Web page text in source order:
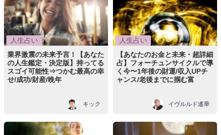
人生占い
業界激震の未来予言！【あなた
の人生鑑定・決定版】持ってる
スゴイ可能性⇒つかむ最高の幸
せ/成功/財産/晩年
キック
人生占い
【あなたのお金と未来・超詳細
占】フォーチュンサイクルで導
く今〜1年後の財運/収入UPチ
ャンス/老後までに掴む富
イヴルルド遙華